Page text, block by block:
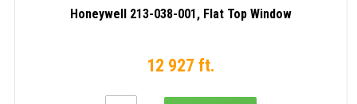
Honeywell 213-038-001, Flat Top Window
12 927 ft.